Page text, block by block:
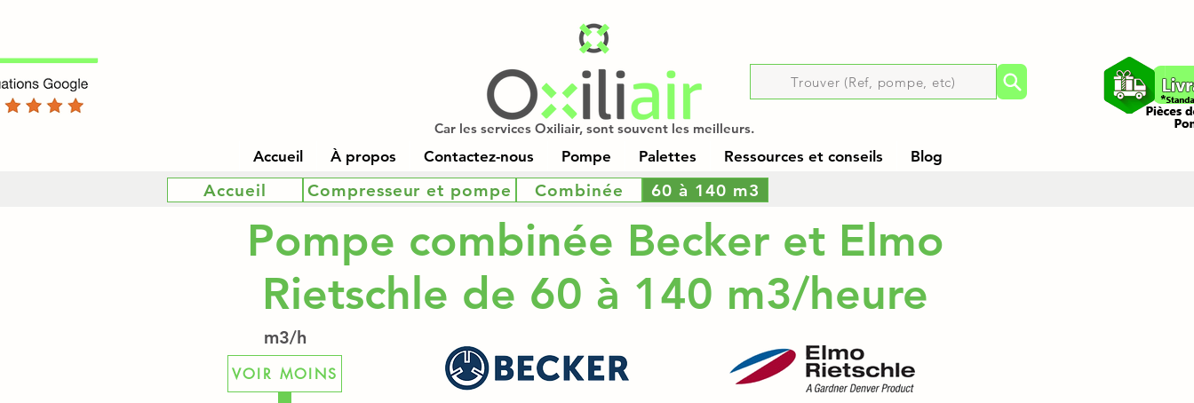
Trouver (Ref, pompe, etc)
Car les services Oxiliair, sont souvent les meilleurs.
Accueil À propos Contactez-nous Pompe Palettes Ressources et conseils Blog
Accueil Compresseur et pompe Combinée 60 à 140 m3
Pompe combinée Becker et Elmo
Rietschle de 60 à 140 m3/heure
m3/h
VOIR MOINS